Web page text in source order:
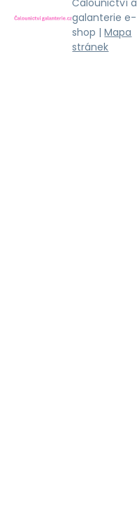
Čalounictví a
galanterie e-
shop |Mapa
stránek